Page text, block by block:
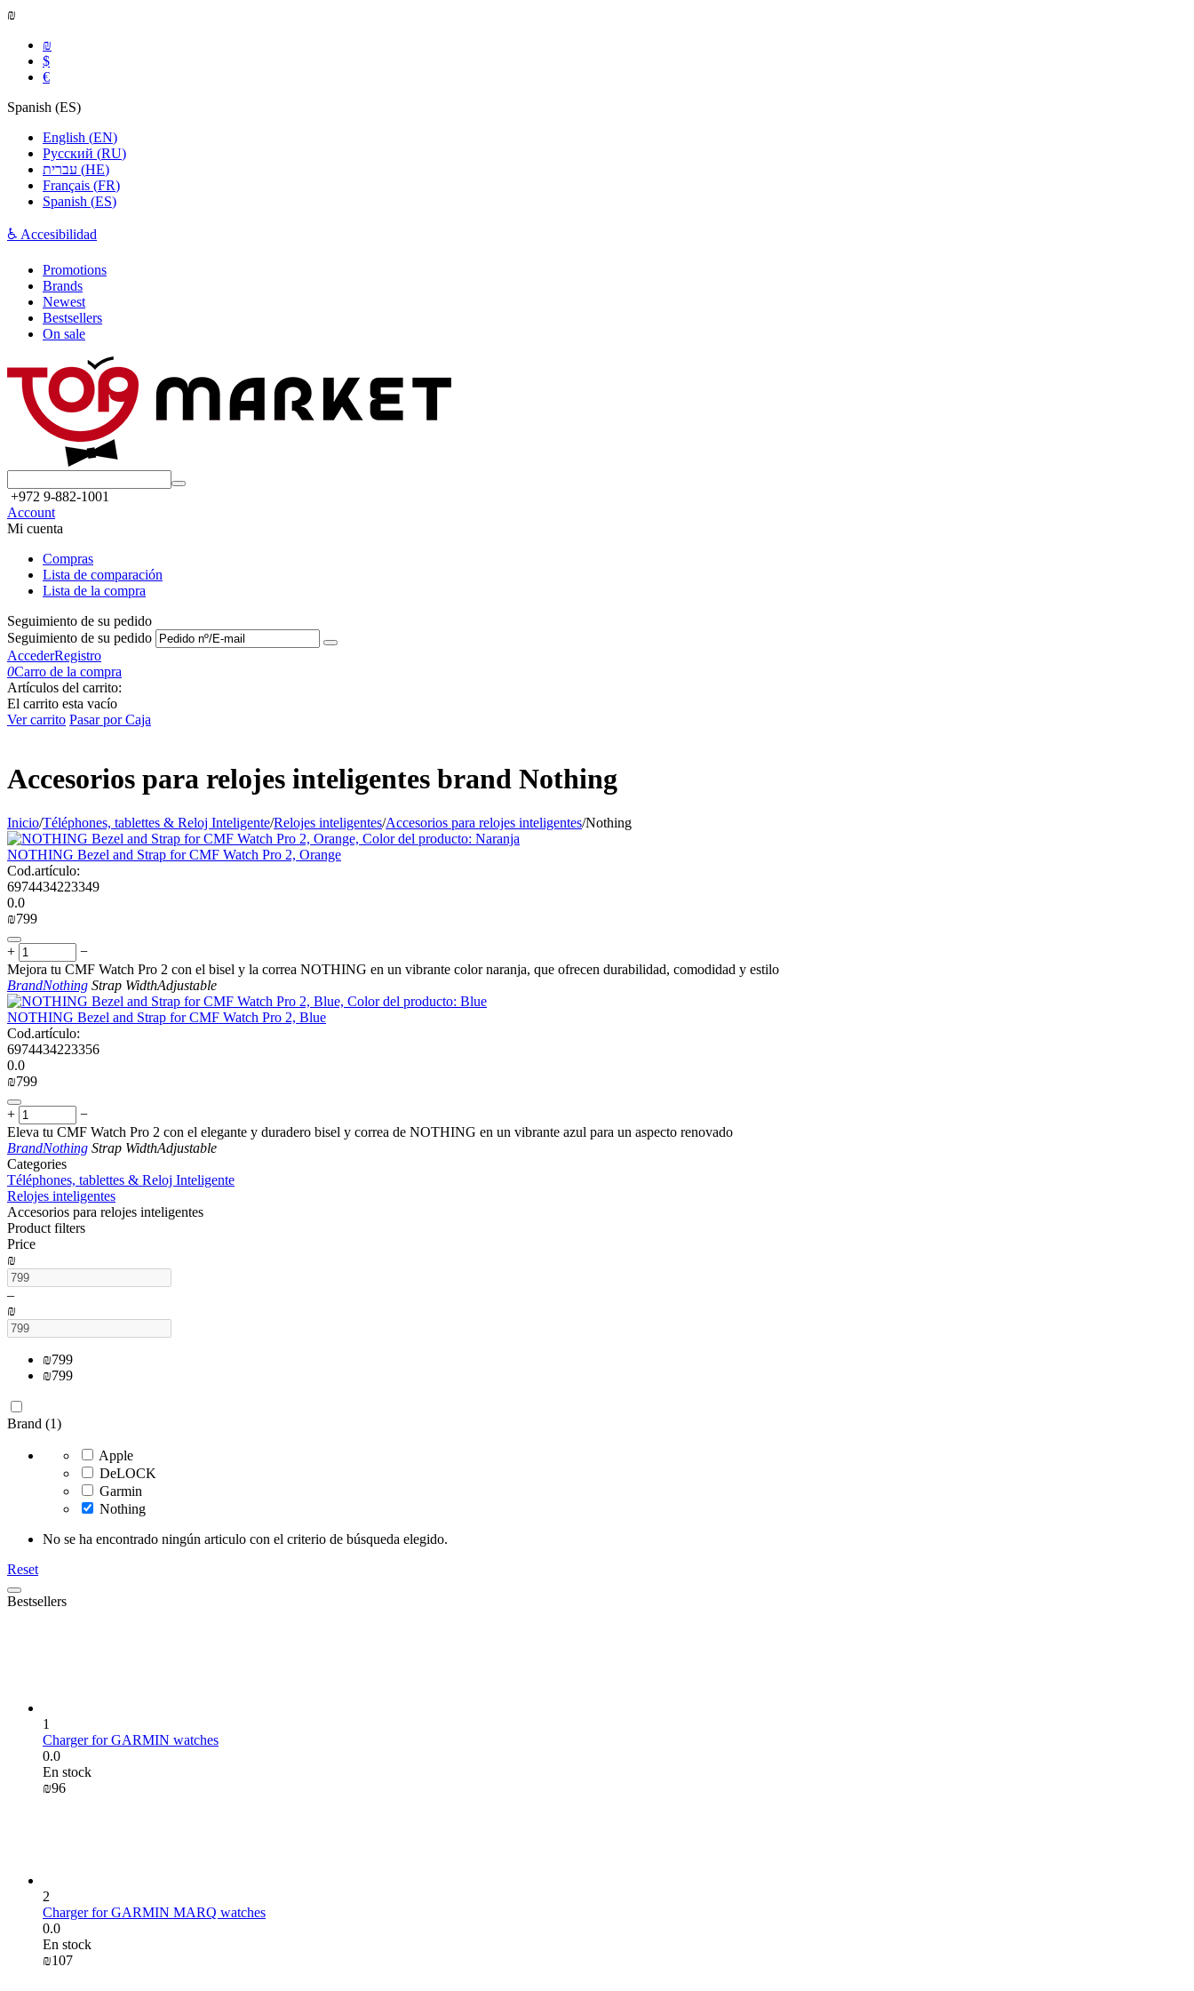
₪
₪
$
€
Spanish (ES)
English (EN)
Русский (RU)
(HE)
Français (FR)
Spanish (ES)
♿ Accesibilidad
Promotions
Brands
Newest
Bestsellers
On sale
+972 9-882-1001
Account
Mi cuenta
Compras
Lista de comparación
Lista de la compra
Seguimiento de su pedido
Seguimiento de su pedido
AccederRegistro
0Carro de la compra
Artículos del carrito:
El carrito esta vacío
Ver carrito Pasar por Caja
Accesorios para relojes inteligentes brand Nothing
Inicio/Téléphones, tablettes & Reloj Inteligente/Relojes inteligentes/Accesorios para relojes inteligentes/Nothing
NOTHING Bezel and Strap for CMF Watch Pro 2, Orange
Cod.artículo:
6974434223349
0.0
₪‍799‍
+
−
Mejora tu CMF Watch Pro 2 con el bisel y la correa NOTHING en un vibrante color naranja, que ofrecen durabilidad, comodidad y estilo
BrandNothing Strap WidthAdjustable
NOTHING Bezel and Strap for CMF Watch Pro 2, Blue
Cod.artículo:
6974434223356
0.0
₪‍799‍
+
−
Eleva tu CMF Watch Pro 2 con el elegante y duradero bisel y correa de NOTHING en un vibrante azul para un aspecto renovado
BrandNothing Strap WidthAdjustable
Сategories
Téléphones, tablettes & Reloj Inteligente
Relojes inteligentes
Accesorios para relojes inteligentes
Product filters
Price
₪
–
₪
₪799
₪799
Brand (1)
Apple
DeLOCK
Garmin
Nothing
No se ha encontrado ningún articulo con el criterio de búsqueda elegido.
Reset
Bestsellers
1
Charger for GARMIN watches
0.0
En stock
₪‍96‍
2
Charger for GARMIN MARQ watches
0.0
En stock
₪‍107‍